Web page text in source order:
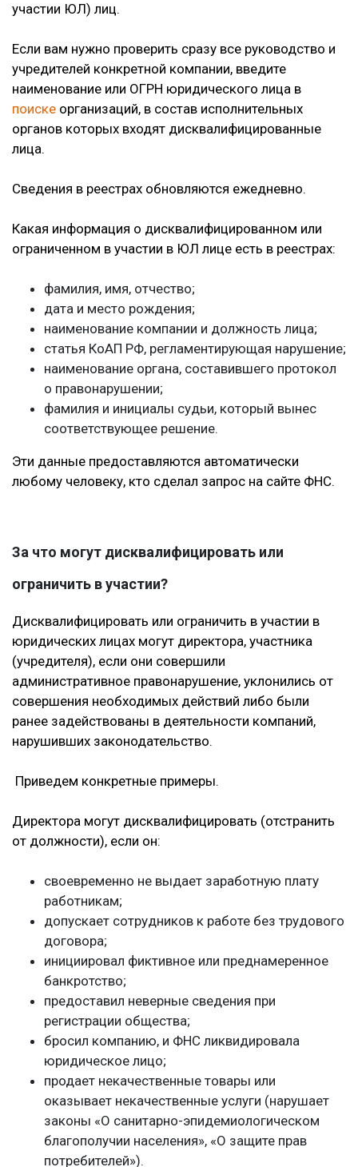
участии ЮЛ) лиц.
Если вам нужно проверить сразу все руководство и
учредителей конкретной компании, введите
наименование или ОГРН юридического лица в
поиске организаций, в состав исполнительных
органов которых входят дисквалифицированные
лица.
Сведения в реестрах обновляются ежедневно.
Какая информация о дисквалифицированном или
ограниченном в участии в ЮЛ лице есть в реестрах:
фамилия, имя, отчество;
дата и место рождения;
наименование компании и должность лица;
статья КоАП РФ, регламентирующая нарушение;
наименование органа, составившего протокол
о правонарушении;
фамилия и инициалы судьи, который вынес
соответствующее решение.
Эти данные предоставляются автоматически
любому человеку, кто сделал запрос на сайте ФНС.
За что могут дисквалифицировать или
ограничить в участии?
Дисквалифицировать или ограничить в участии в
юридических лицах могут директора, участника
(учредителя), если они совершили
административное правонарушение, уклонились от
совершения необходимых действий либо были
ранее задействованы в деятельности компаний,
нарушивших законодательство.
Приведем конкретные примеры.
Директора могут дисквалифицировать (отстранить
от должности), если он:
своевременно не выдает заработную плату
работникам;
допускает сотрудников к работе без трудового
договора;
инициировал фиктивное или преднамеренное
банкротство;
предоставил неверные сведения при
регистрации общества;
бросил компанию, и ФНС ликвидировала
юридическое лицо;
продает некачественные товары или
оказывает некачественные услуги (нарушает
законы «О санитарно-эпидемиологическом
благополучии населения», «О защите прав
потребителей»).